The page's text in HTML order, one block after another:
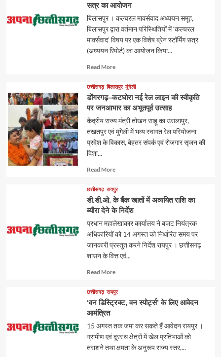
सत्र का आयोजन
बिलासपुर । कल्चरल मार्क्सवाद अध्ययन समूह,
बिलासपुर द्वारा वर्तमान परिस्थितियों में ‘कल्चरल
मार्क्सवाद’ विषय पर एक विशेष ब्रेन स्टॉर्मिंग सत्र
(अध्ययन रिपोर्ट) का आयोजन किया...
Read MoreRead
about
छत्तीसगढ़ बिलासपुर मुंगेली
डोंगरगढ़–कटघोरा नई रेल लाइन की स्वीकृति
पर जनआभार का अभूतपूर्व उत्साह
केंद्रीय राज्य मंत्री तोखन साहू का उसलापुर,
तखतपुर एवं मुंगेली में भव्य स्वागत रेल परियोजना
प्रदेश के विकास, बेहतर संपर्क एवं रोजगार सृजन की
दिशा...
Read MoreRead
about
छत्तीसगढ़ रायपुर
डी.डी.ओ. के बैंक खातों में अव्ययित राशि का
ब्यौरा देने के निर्देश
प्रधान महालेखाकार कार्यालय ने बजट नियंत्रक
अधिकारियों को 14 अगस्त को निर्धारित समय पर
जानकारी प्रस्तुत करने निर्देश रायपुर । छत्तीसगढ़
शासन के वित्त एवं...
Read MoreRead
about
छत्तीसगढ़ रायपुर
‘वन डिस्ट्रिक्ट, वन स्पोर्ट्स’ के लिए आवेदन
आमंत्रित
15 अगस्त तक जमा कर सकते हैं आवेदन रायपुर ।
ग्रामीण एवं दूरस्थ क्षेत्रों में खेल प्रतिभाओं को
तराशने तथा क्षमता के अनुरूप राज्य स्तर,...